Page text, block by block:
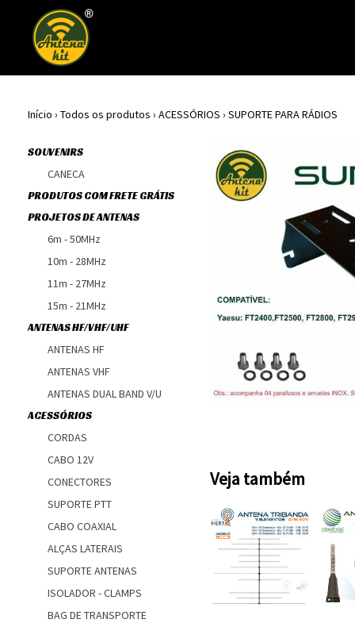
Início › Todos os produtos › ACESSÓRIOS › SUPORTE PARA RÁDIOS
SOUVENIRS
CANECA
PRODUTOS COM FRETE GRÁTIS
PROJETOS DE ANTENAS
6m - 50MHz
10m - 28MHz
11m - 27MHz
15m - 21MHz
ANTENAS HF/VHF/UHF
ANTENAS HF
ANTENAS VHF
ANTENAS DUAL BAND V/U
ACESSÓRIOS
CORDAS
CABO 12V
CONECTORES
SUPORTE PTT
CABO COAXIAL
ALÇAS LATERAIS
SUPORTE ANTENAS
ISOLADOR - CLAMPS
BAG DE TRANSPORTE
Veja também